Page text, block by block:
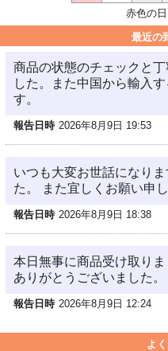
赤色の
最近の
商品の状態のチェックと
した。また中国から輸入
す。
報告日時 2026年8月9日 19:53
いつも大変お世話になり
た。 また宜しくお願い申し
報告日時 2026年8月9日 18:38
本日無事に商品受け取り
ありがとうございました
報告日時 2026年8月9日 12:24
よ